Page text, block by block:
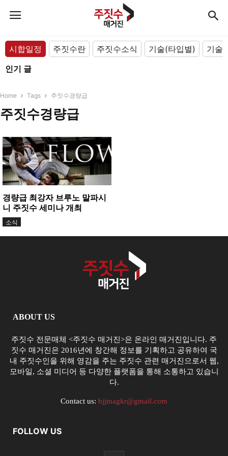
시합일정 주짓수란 주짓수소식 기술(타입별)
기술
인기 글
Home Tags 주짓수경량급
주짓수경량급
경량급 최강자 브루노 말파시
니 주짓수 세미나 개최
소식
ABOUT US
주짓수 전문매체 <주짓수 매거진>은 온라인 매거진입니다. 주
짓수 매거진은 2016년에 창간해 정보를 기획하고 공유하여 국
내 주짓수인을 위해 영감을 주는 주짓수 관련 매거진으로서 웹,
모바일, 소셜 미디어 등 다양한 플랫폼을 통해 소통하고 있습니
다.
Contact us: bjjmagkr@gmail.com
FOLLOW US